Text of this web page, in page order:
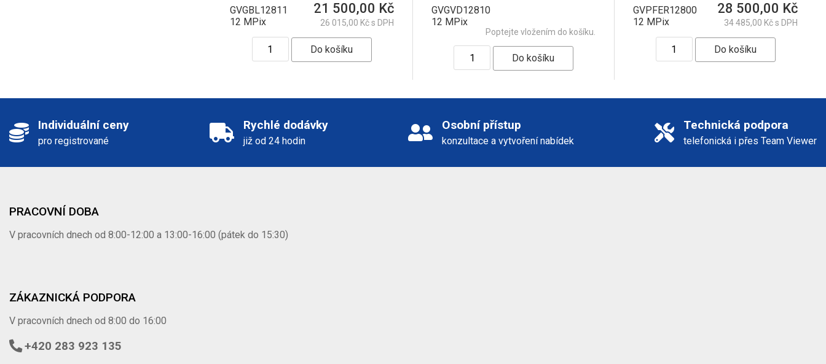
GVGBL12811
12 MPix
21 500,00 Kč
26 015,00 Kč s DPH
GVGVD12810
12 MPix
Poptejte vložením do košíku.
GVPFER12800
12 MPix
28 500,00 Kč
34 485,00 Kč s DPH
Individuální ceny
pro registrované
Rychlé dodávky
již od 24 hodin
Osobní přístup
konzultace a vytvoření nabídek
Technická podpora
telefonická i přes Team Viewer
PRACOVNÍ DOBA
V pracovních dnech od 8:00-12:00 a 13:00-16:00 (pátek do 15:30)
ZÁKAZNICKÁ PODPORA
V pracovních dnech od 8:00 do 16:00
+420 283 923 135